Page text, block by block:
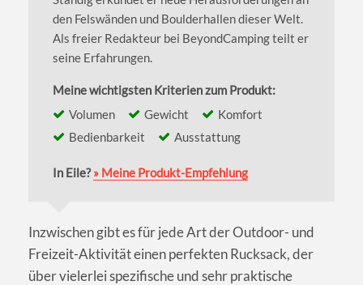
den Felswänden und Boulderhallen dieser Welt.
Als freier Redakteur bei BeyondCamping teilt er
seine Erfahrungen.
Meine wichtigsten Kriterien zum Produkt:
Volumen
Gewicht
Komfort
Bedienbarkeit
Ausstattung
In Eile?» Meine Produkt-Empfehlung
Inzwischen gibt es für jede Art der Outdoor- und
Freizeit-Aktivität einen perfekten Rucksack, der
über vielerlei spezifische und sehr praktische